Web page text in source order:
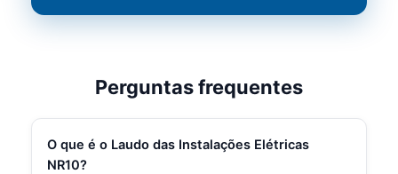
Perguntas frequentes
O que é o Laudo das Instalações Elétricas
NR10?